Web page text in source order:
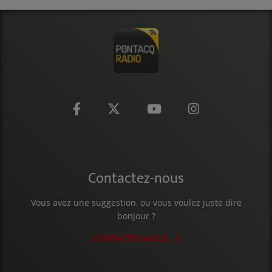
Contactez-nous
Vous avez une suggestion, ou vous voulez juste dire
bonjour ?
CONTACTEZ-NOUS